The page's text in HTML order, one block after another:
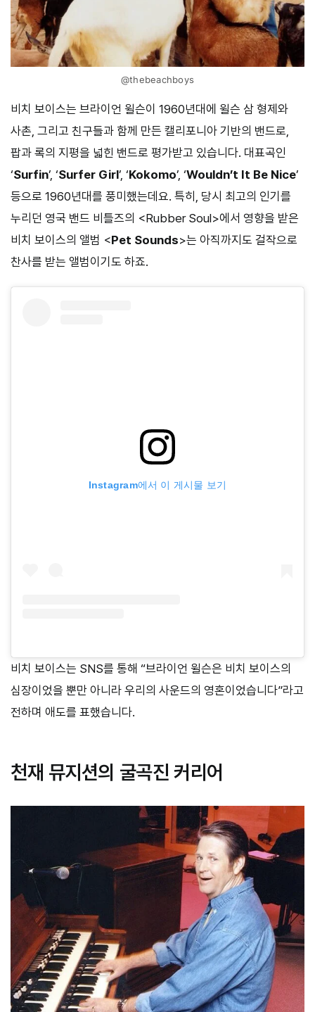
@thebeachboys
비치 보이스는 브라이언 윌슨이 1960년대에 윌슨 삼 형제와
사촌, 그리고 친구들과 함께 만든 캘리포니아 기반의 밴드로,
팝과 록의 지평을 넓힌 밴드로 평가받고 있습니다. 대표곡인
‘Surfin’, ‘Surfer Girl’, ‘Kokomo’, ‘Wouldn’t It Be Nice’
등으로 1960년대를 풍미했는데요. 특히, 당시 최고의 인기를
누리던 영국 밴드 비틀즈의 <Rubber Soul>에서 영향을 받은
비치 보이스의 앨범 <Pet Sounds>는 아직까지도 걸작으로
찬사를 받는 앨범이기도 하죠.
Instagram에서 이 게시물 보기
비치 보이스는 SNS를 통해 “브라이언 윌슨은 비치 보이스의
심장이었을 뿐만 아니라 우리의 사운드의 영혼이었습니다”라고
전하며 애도를 표했습니다.
천재 뮤지션의 굴곡진 커리어